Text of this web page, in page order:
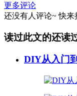
更多评论
还没有人评论~ 快来
读过此文的还读
DIY从入门